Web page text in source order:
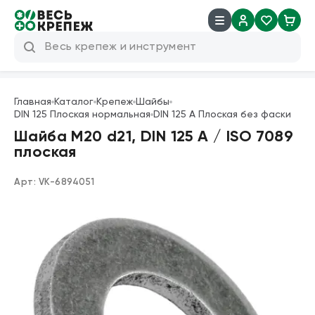
Инструмент
Крепеж
Техническая химия
Продукция брендов
Резьбовые шпильки
Главная Каталог Крепеж Шайбы
DIN 125 Плоская нормальная DIN 125 A Плоская без фаски
Шайба М20 d21, DIN 125 A / ISO 7089
плоская
Арт: VK-6894051